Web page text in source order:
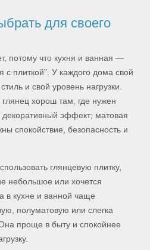
для своего
потому что кухня и ванная —
с плиткой”. У каждого дома свой
и свой уровень нагрузки.
хорош там, где нужен
эффект; матовая
спокойствие, безопасность и
глянцевую плитку,
небольшое или хочется
в кухне и ванной чаще
полуматовую или слегка
проще в быту и спокойнее